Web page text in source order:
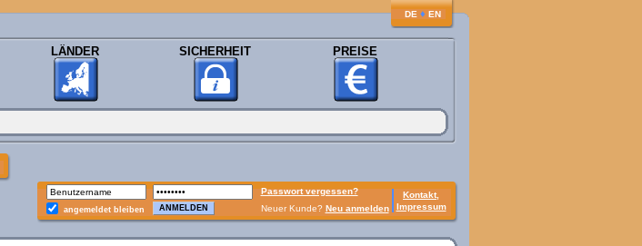
DE ♦ EN
LÄNDER SICHERHEIT PREISE
Passwort vergessen?
Kontakt,
Impressum
angemeldet bleiben Neuer Kunde? Neu anmelden